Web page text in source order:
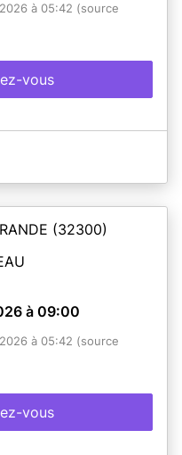
à 05:42 (source
vous
(32300)
à 09:00
à 05:42 (source
vous